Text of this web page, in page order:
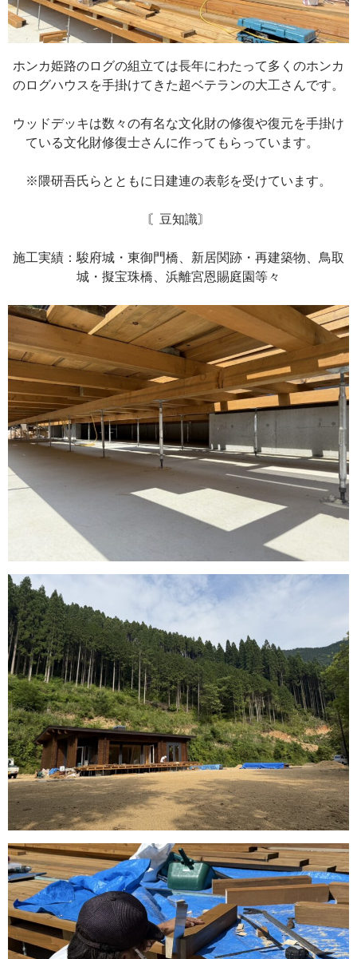
ホンカ姫路のログの組立ては長年にわたって多くのホンカ
のログハウスを手掛けてきた超ベテランの大工さんです。
ウッドデッキは数々の有名な文化財の修復や復元を手掛け
ている文化財修復士さんに作ってもらっています。
※隈研吾氏らとともに日建連の表彰を受けています。
〘豆知識〙
施工実績：駿府城・東御門橋、新居関跡・再建築物、鳥取
城・擬宝珠橋、浜離宮恩賜庭園等々